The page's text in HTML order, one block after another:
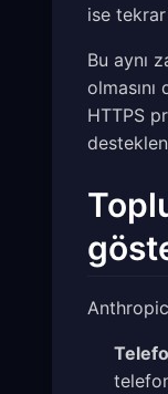
ise tekrar
Bu aynı
HTTPS